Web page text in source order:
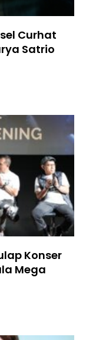
Curhat
Satrio
Konser
Mega